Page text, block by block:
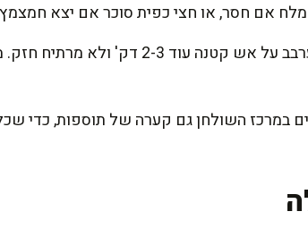
מלח אם חסר, או חצי כפית סוכר אם יצא
מי שרוצה גרסה מפנקת במיוחד מוסיף שמנת לבישול, מערבב
השולחן גם קערה של תוספות, כדי